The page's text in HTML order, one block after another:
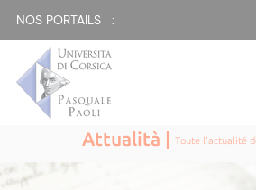
NOS PORTAILS :
Attualità |Toute l'actualité